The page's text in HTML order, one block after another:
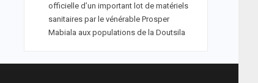
officielle d’un important lot de matériels
sanitaires par le vénérable Prosper
Mabiala aux populations de la Doutsila